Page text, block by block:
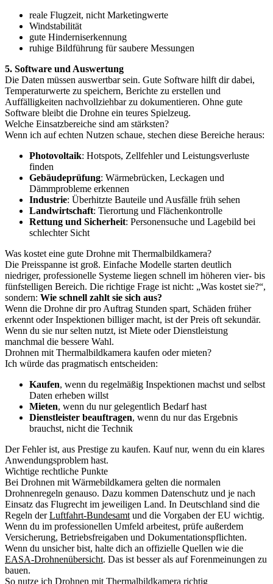
reale Flugzeit, nicht Marketingwerte
Windstabilität
gute Hinderniserkennung
ruhige Bildführung für saubere Messungen
5. Software und Auswertung
Die Daten müssen auswertbar sein. Gute Software hilft dir dabei,
Temperaturwerte zu speichern, Berichte zu erstellen und
Auffälligkeiten nachvollziehbar zu dokumentieren. Ohne gute
Software bleibt die Drohne ein teures Spielzeug.
Welche Einsatzbereiche sind am stärksten?
Wenn ich auf echten Nutzen schaue, stechen diese Bereiche heraus:
Photovoltaik: Hotspots, Zellfehler und Leistungsverluste
finden
Gebäudeprüfung: Wärmebrücken, Leckagen und
Dämmprobleme erkennen
Industrie: Überhitzte Bauteile und Ausfälle früh sehen
Landwirtschaft: Tierortung und Flächenkontrolle
Rettung und Sicherheit: Personensuche und Lagebild bei
schlechter Sicht
Was kostet eine gute Drohne mit Thermalbildkamera?
Die Preisspanne ist groß. Einfache Modelle starten deutlich
niedriger, professionelle Systeme liegen schnell im höheren vier- bis
fünfstelligen Bereich. Die richtige Frage ist nicht: „Was kostet sie?“,
sondern: Wie schnell zahlt sie sich aus?
Wenn die Drohne dir pro Auftrag Stunden spart, Schäden früher
erkennt oder Inspektionen billiger macht, ist der Preis oft sekundär.
Wenn du sie nur selten nutzt, ist Miete oder Dienstleistung
manchmal die bessere Wahl.
Drohnen mit Thermalbildkamera kaufen oder mieten?
Ich würde das pragmatisch entscheiden:
Kaufen, wenn du regelmäßig Inspektionen machst und selbst
Daten erheben willst
Mieten, wenn du nur gelegentlich Bedarf hast
Dienstleister beauftragen, wenn du nur das Ergebnis
brauchst, nicht die Technik
Der Fehler ist, aus Prestige zu kaufen. Kauf nur, wenn du ein klares
Anwendungsproblem hast.
Wichtige rechtliche Punkte
Bei Drohnen mit Wärmebildkamera gelten die normalen
Drohnenregeln genauso. Dazu kommen Datenschutz und je nach
Einsatz das Flugrecht im jeweiligen Land. In Deutschland sind die
Regeln derLuftfahrt-Bundesamt und die Vorgaben der EU wichtig.
Wenn du im professionellen Umfeld arbeitest, prüfe außerdem
Versicherung, Betriebsfreigaben und Dokumentationspflichten.
Wenn du unsicher bist, halte dich an offizielle Quellen wie die
EASA-Drohnenübersicht. Das ist besser als auf Forenmeinungen zu
bauen.
So nutze ich Drohnen mit Thermalbildkamera richtig